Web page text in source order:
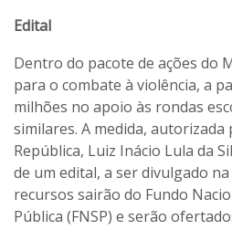
Edital
Dentro do pacote de ações do
para o combate à violência, a
milhões no apoio às rondas
similares. A medida,
República, Luiz Inácio Lula da
de um edital, a ser divulgado
recursos sairão do Fundo
Pública (FNSP) e serão